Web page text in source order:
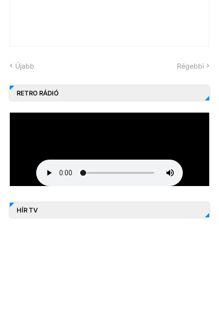
Újabb Régebbi
RETRO RÁDIÓ
HÍR TV